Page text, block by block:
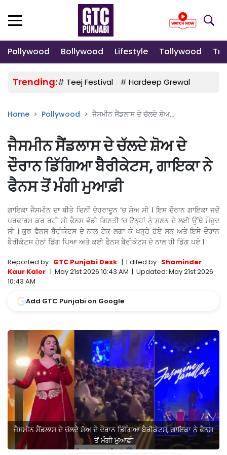
Pollywood Bollywood Lifestyle Tollywood
Trending:# Teej Festival # Hardeep Grewal
Home Pollywood ਜੈਸਮੀਨ ਸੈਂਡਲਾਸ ਦੇ ਚੱਲਦੇ ਸ਼ੋਅ...
ਜੈਸਮੀਨ ਸੈਂਡਲਾਸ ਦੇ ਚੱਲਦੇ ਸ਼ੋਅ ਦੇ
ਦੌਰਾਨ ਡਿੱਗਿਆ ਬੈਰੀਕੇਟਸ, ਗਾਇਕਾ ਨੇ
ਫੈਨਸ ਤੋਂ ਮੰਗੀ ਮੁਆਫ਼ੀ
ਗਾਇਕਾ ਜੈਸਮੀਨ ਦਾ ਬੀਤੇ ਦਿਨੀਂ ਦੇਹਰਾਦੂਨ ‘ਚ ਸ਼ੋਅ ਸੀ । ਇਸ ਦੌਰਾਨ ਗਾਇਕਾ ਜਦੋਂ
ਪਰਫਾਰਮ ਕਰ ਰਹੀ ਸੀ ਫੈਨਸ ਵੱਡੀ ਗਿਣਤੀ ‘ਚ ਉਨ੍ਹਾਂ ਨੂੰ ਸੁਣਨ ਦੇ ਲਈ ਉੱਥੇ ਮੌਜੂਦ
ਸੀ । ਕੁਝ ਫੈਨਸ ਬੈਰੀਕੇਟਸ ਦੇ ਨਾਲ ਟੇਕ ਲਗਾ ਕੇ ਖੜ੍ਹੇ ਹੋਏ ਸਨ ਅਤੇ ਇਸੇ ਦੌਰਾਨ
ਬੈਰੀਕੇਟਸ ਹੇਠਾਂ ਡਿੱਗ ਪਿਆ ਅਤੇ ਕਈ ਫੈਨਸ ਬੈਰੀਕੇਟਸ ਦੇ ਨਾਲ ਹੀ ਡਿੱਗ ਪਏ ।
Reported by: GTC Punjabi Desk | Edited by: Shaminder
Kaur Kaler | May 21st 2026 10:43 AM | Updated: May 21st 2026
10:43 AM
Add GTC Punjabi on Google
ਜੈਸਮੀਨ ਸੈਂਡਲਾਸ ਦੇ ਚੱਲਦੇ ਸ਼ੋਅ ਦੇ ਦੌਰਾਨ ਡਿੱਗਿਆ ਬੈਰੀਕੇਟਸ, ਗਾਇਕਾ ਨੇ ਫੈਨਸ
ਤੋਂ ਮੰਗੀ ਮੁਆਫ਼ੀ